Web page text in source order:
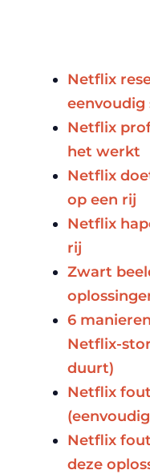
Netflix
eenvoudig
Netflix
het werkt
Netflix
op een rij
Netflix
rij
Zwart
6
Netflix-
duurt)
Netflix
Netflix
deze